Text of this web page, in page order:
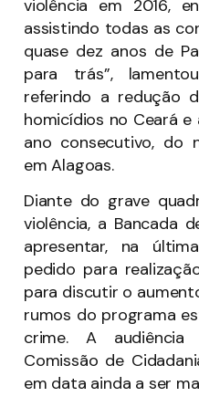
violência em 2016,
assistindo todas as
quase dez anos de
para trás”,
referindo a redução
homicídios no Ceará e
ano consecutivo, do
em Alagoas.
Diante do grave
violência, a Bancada
apresentar, na
pedido para
para discutir o
rumos do programa
crime. A audiência
Comissão de
em data ainda a ser